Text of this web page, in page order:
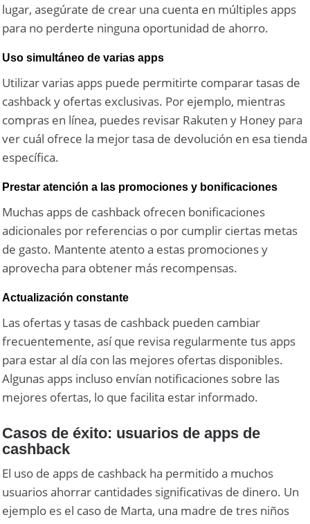
lugar, asegúrate de crear una cuenta en múltiples apps
para no perderte ninguna oportunidad de ahorro.
Uso simultáneo de varias apps
Utilizar varias apps puede permitirte comparar tasas de
cashback y ofertas exclusivas. Por ejemplo, mientras
compras en línea, puedes revisar Rakuten y Honey para
ver cuál ofrece la mejor tasa de devolución en esa tienda
específica.
Prestar atención a las promociones y bonificaciones
Muchas apps de cashback ofrecen bonificaciones
adicionales por referencias o por cumplir ciertas metas
de gasto. Mantente atento a estas promociones y
aprovecha para obtener más recompensas.
Actualización constante
Las ofertas y tasas de cashback pueden cambiar
frecuentemente, así que revisa regularmente tus apps
para estar al día con las mejores ofertas disponibles.
Algunas apps incluso envían notificaciones sobre las
mejores ofertas, lo que facilita estar informado.
Casos de éxito: usuarios de apps de
cashback
El uso de apps de cashback ha permitido a muchos
usuarios ahorrar cantidades significativas de dinero. Un
ejemplo es el caso de Marta, una madre de tres niños